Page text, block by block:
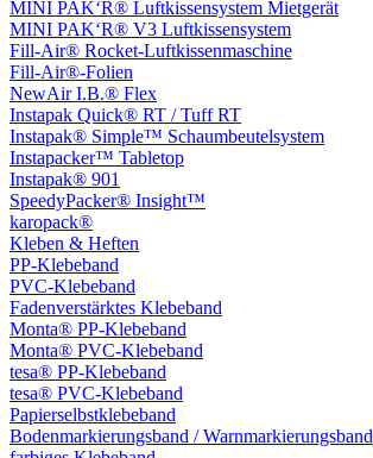
MINI PAK‘R® Luftkissensystem Mietgerät
MINI PAK‘R® V3 Luftkissensystem
Fill-Air® Rocket-Luftkissenmaschine
Fill-Air®-Folien
NewAir I.B.® Flex
Instapak Quick® RT / Tuff RT
Instapak® Simple™ Schaumbeutelsystem
Instapacker™ Tabletop
Instapak® 901
SpeedyPacker® Insight™
karopack®
Kleben & Heften
PP-Klebeband
PVC-Klebeband
Fadenverstärktes Klebeband
Monta® PP-Klebeband
Monta® PVC-Klebeband
tesa® PP-Klebeband
tesa® PVC-Klebeband
Papierselbstklebeband
Bodenmarkierungsband / Warnmarkierungsband